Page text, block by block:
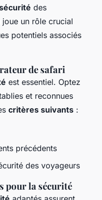
des
joue un rôle crucial
potentiels associés
de safari
est essentiel. Optez
et reconnues
critères suivants :
précédents
des voyageurs
pour la sécurité